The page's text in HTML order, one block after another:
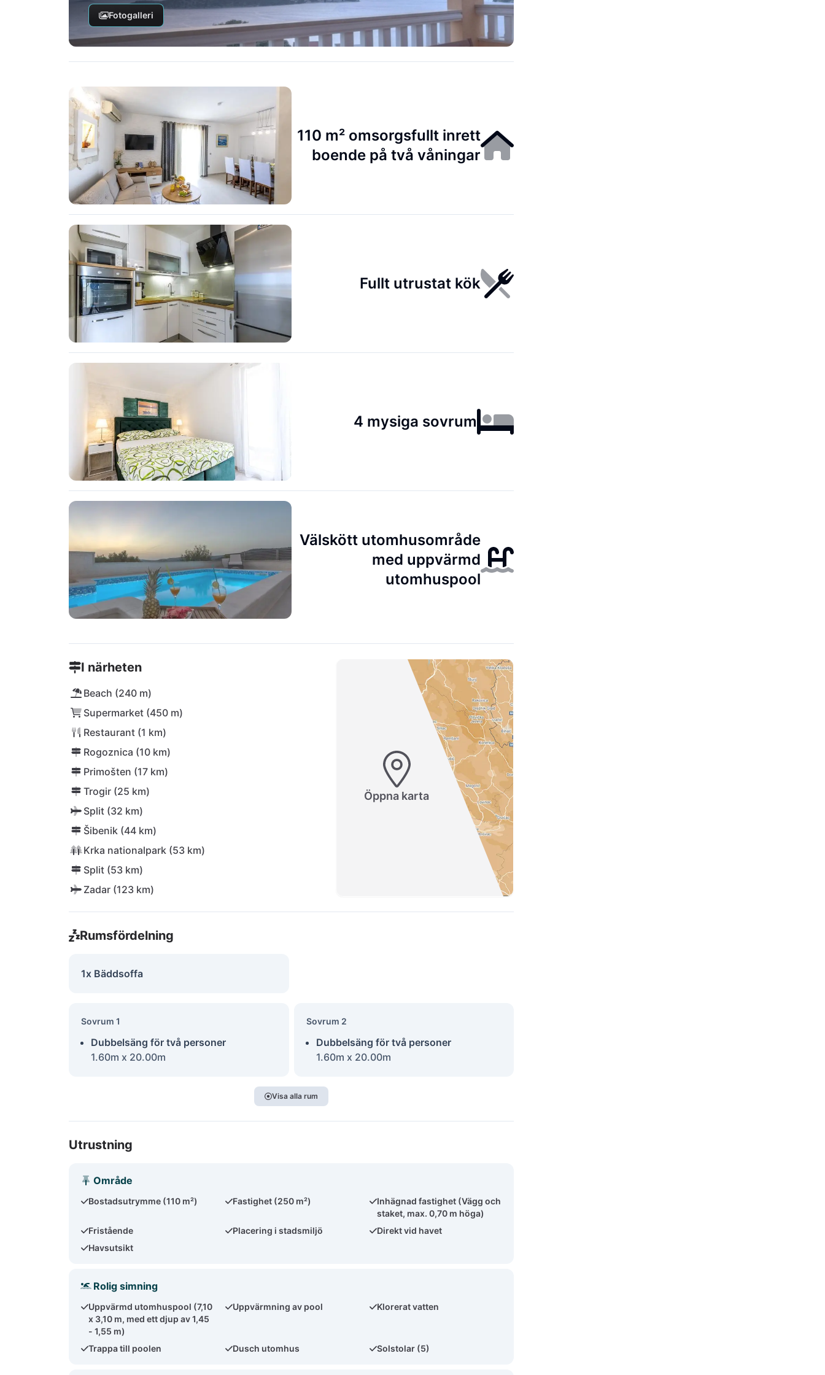
Fotogalleri
110 m² omsorgsfullt inrett
boende på två våningar
Fullt utrustat kök
4 mysiga sovrum
Välskött utomhusområde
med uppvärmd
utomhuspool
I närheten
Beach (240 m)
Supermarket (450 m)
Restaurant (1 km)
Rogoznica (10 km)
Primošten (17 km)
Trogir (25 km)
Split (32 km)
Šibenik (44 km)
Krka nationalpark (53 km)
Split (53 km)
Zadar (123 km)
Öppna karta
Rumsfördelning
1x Bäddsoffa
Sovrum 1
Dubbelsäng för två personer
1.60m x 20.00m
Sovrum 2
Dubbelsäng för två personer
1.60m x 20.00m
Visa alla rum
Utrustning
Område
Bostadsutrymme (110 m²) Fastighet (250 m²)
Inhägnad fastighet (Vägg och
staket, max. 0,70 m höga)
Fristående
Placering i stadsmiljö
Direkt vid havet
Havsutsikt
Rolig simning
Uppvärmd utomhuspool (7,10
x 3,10 m, med ett djup av 1,45
- 1,55 m)
Uppvärmning av pool Klorerat vatten
Trappa till poolen Dusch utomhus Solstolar (5)